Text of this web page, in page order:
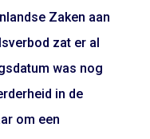
Zaken aan
zat er al
was nog
in de
om een